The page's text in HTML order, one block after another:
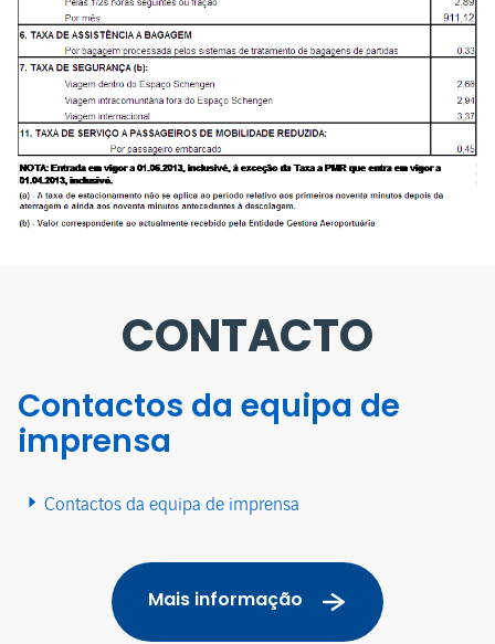
CONTACTO
Contactos da equipa de
imprensa
Contactos da equipa de imprensa
Mais informação